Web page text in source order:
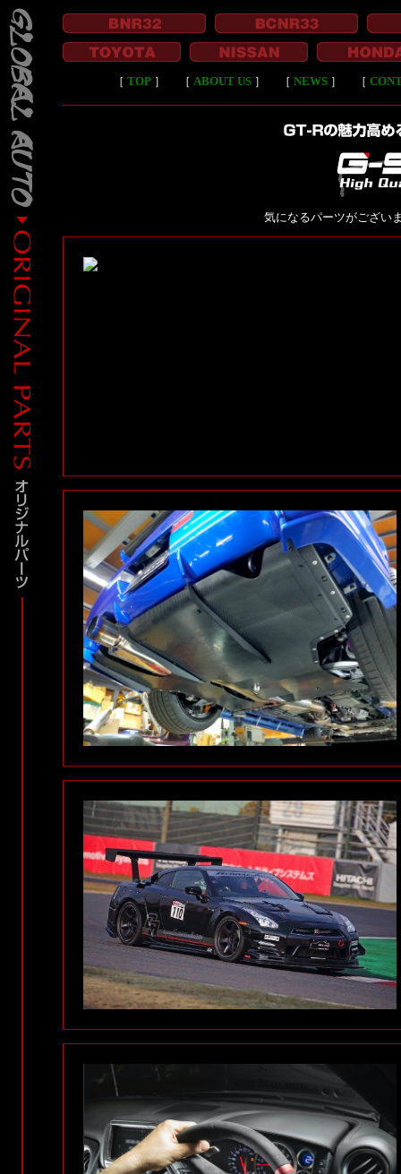
［ TOP］ ［ ABOUT US］ ［ NEWS］ ［
気になるパーツがござい